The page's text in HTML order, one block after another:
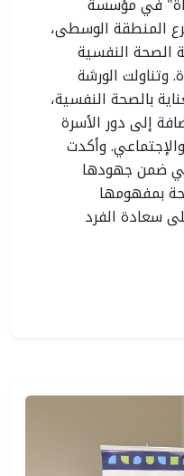
المنطقة الوسطى،
النفسية
وتناولت الورشة
بالصحة النفسية،
إلى دور الأسرة
وأكدت
ضمن جهودها
بمفهومها
سعادة الفرد